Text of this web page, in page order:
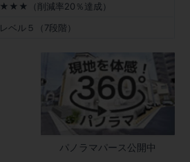
★★★（削減率20％達成）
レベル５（7段階）
パノラマパース公開中